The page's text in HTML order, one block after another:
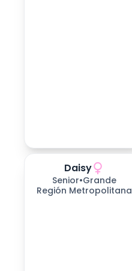
Daisy
Senior•Grande
Región Metropolitana